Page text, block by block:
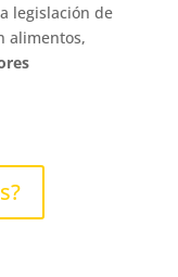
legislación de
alimentos,